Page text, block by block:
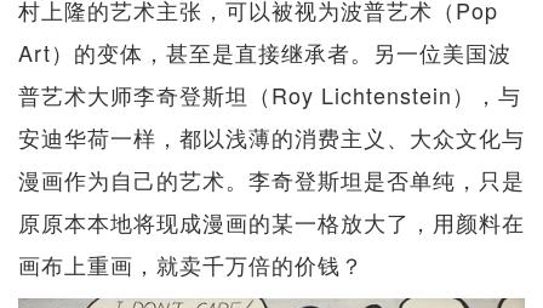
村上隆的艺术主张，可以被视为波普艺术（Pop
Art）的变体，甚至是直接继承者。另一位美国波
普艺术大师李奇登斯坦（Roy Lichtenstein），与
安迪华荷一样，都以浅薄的消费主义、大众文化与
漫画作为自己的艺术。李奇登斯坦是否单纯，只是
原原本本地将现成漫画的某一格放大了，用颜料在
画布上重画，就卖千万倍的价钱？